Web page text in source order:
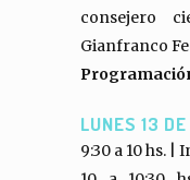
consejero
Gianfranco
LUNES 13
9:30 a 10 hs. |